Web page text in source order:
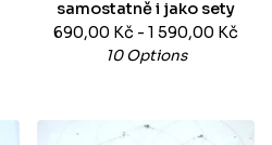
samostatně i jako sety
690,00 Kč - 1 590,00 Kč
10 Options